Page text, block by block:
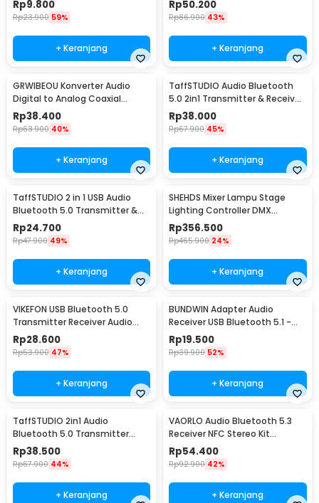
Rp9.800
Rp23.900 59%
+ Keranjang
Rp50.200
Rp86.900 43%
+ Keranjang
GRWIBEOU Konverter Audio
Digital to Analog Coaxial
Toslink ke RCA
Rp38.400
Rp63.900 40%
+ Keranjang
TaffSTUDIO Audio Bluetooth
5.0 2in1 Transmitter & Receiver
3.5mm - KN321
Rp38.000
Rp67.900 45%
+ Keranjang
TaffSTUDIO 2 in 1 USB Audio
Bluetooth 5.0 Transmitter &
Receiver - KN330
Rp24.700
Rp47.900 49%
+ Keranjang
SHEHDS Mixer Lampu Stage
Lighting Controller DMX
Console DJ 192CH - SHE-
DMX512
Rp356.500
Rp465.900 24%
+ Keranjang
VIKEFON USB Bluetooth 5.0
Transmitter Receiver Audio
Adapter - RT02
Rp28.600
Rp53.900 47%
+ Keranjang
BUNDWIN Adapter Audio
Receiver USB Bluetooth 5.1 -
KN318
Rp19.500
Rp39.900 52%
+ Keranjang
TaffSTUDIO 2in1 Audio
Bluetooth 5.0 Transmitter
Receiver 3.5mm - KN326
Rp38.500
Rp67.900 44%
+ Keranjang
VAORLO Audio Bluetooth 5.3
Receiver NFC Stereo Kit
Speaker AUX RCA USB - BT200
Rp54.400
Rp92.900 42%
+ Keranjang